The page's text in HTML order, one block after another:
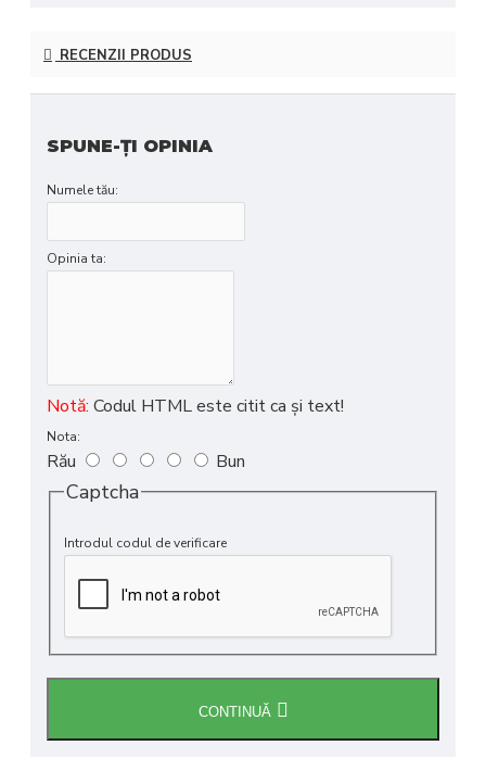
RECENZII PRODUS
SPUNE-ŢI OPINIA
Numele tău:
Opinia ta:
Notă: Codul HTML este citit ca şi text!
Nota:
Rău Bun
Captcha
Introdul codul de verificare
CONTINUĂ